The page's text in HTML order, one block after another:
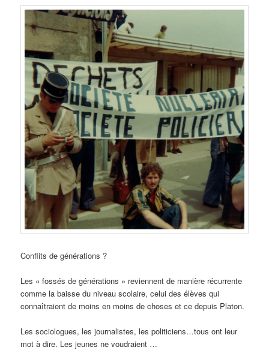
Conflits de générations ?
Les « fossés de générations » reviennent de manière récurrente
comme la baisse du niveau scolaire, celui des élèves qui
connaîtraient de moins en moins de choses et ce depuis Platon.
Les sociologues, les journalistes, les politiciens…tous ont leur
mot à dire. Les jeunes ne voudraient …